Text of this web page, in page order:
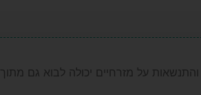
על מזרחיים יכולה לבוא גם מתוך